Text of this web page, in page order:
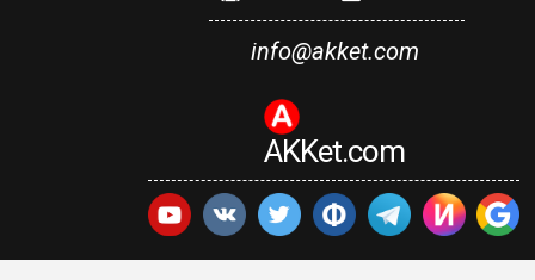
info@akket.com
AKKet.com